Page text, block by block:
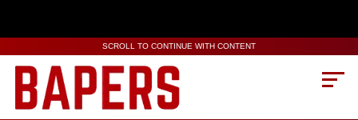
SCROLL TO CONTINUE WITH CONTENT